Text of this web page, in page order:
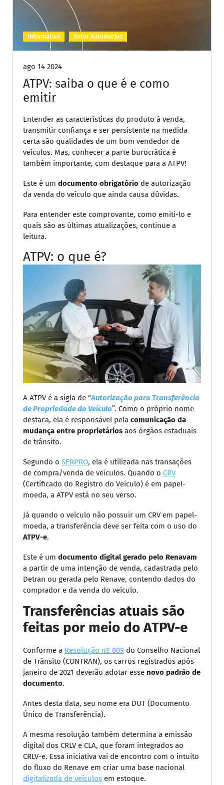
Informativo Setor Automotivo
ago 14 2024
ATPV: saiba o que é e como
emitir
Entender as características do produto à venda,
transmitir confiança e ser persistente na medida
certa são qualidades de um bom vendedor de
veículos. Mas, conhecer a parte burocrática é
também importante, com destaque para a ATPV!
Este é um documento obrigatório de autorização
da venda do veículo que ainda causa dúvidas.
Para entender este comprovante, como emiti-lo e
quais são as últimas atualizações, continue a
leitura.
ATPV: o que é?
A ATPV é a sigla de “Autorização para Transferência
de Propriedade do Veículo”. Como o próprio nome
destaca, ela é responsável pela comunicação da
mudança entre proprietários aos órgãos estaduais
de trânsito.
Segundo o SERPRO, ela é utilizada nas transações
de compra/venda de veículos. Quando o CRV
(Certificado do Registro do Veículo) é em papel-
moeda, a ATPV está no seu verso.
Já quando o veículo não possuir um CRV em papel-
moeda, a transferência deve ser feita com o uso do
ATPV-e.
Este é um documento digital gerado pelo Renavam
a partir de uma intenção de venda, cadastrada pelo
Detran ou gerada pelo Renave, contendo dados do
comprador e da venda do veículo.
Transferências atuais são
feitas por meio do ATPV-e
Conforme a Resolução nº 809 do Conselho Nacional
de Trânsito (CONTRAN), os carros registrados após
janeiro de 2021 deverão adotar esse novo padrão de
documento.
Antes desta data, seu nome era DUT (Documento
Único de Transferência).
A mesma resolução também determina a emissão
digital dos CRLV e CLA, que foram integrados ao
CRLV-e. Essa iniciativa vai de encontro com o intuito
do fluxo do Renave em criar uma base nacional
digitalizada de veículos em estoque.